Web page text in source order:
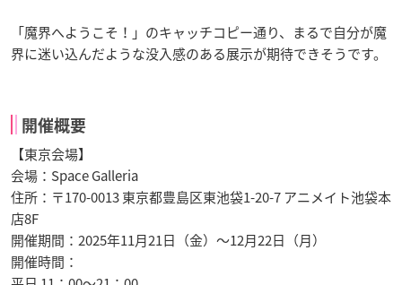
「魔界へようこそ！」のキャッチコピー通り、まるで自分が魔
界に迷い込んだような没入感のある展示が期待できそうです。
開催概要
【東京会場】
会場：Space Galleria
住所：〒170-0013 東京都豊島区東池袋1-20-7 アニメイト池袋本
店8F
開催期間：2025年11月21日（金）～12月22日（月）
開催時間：